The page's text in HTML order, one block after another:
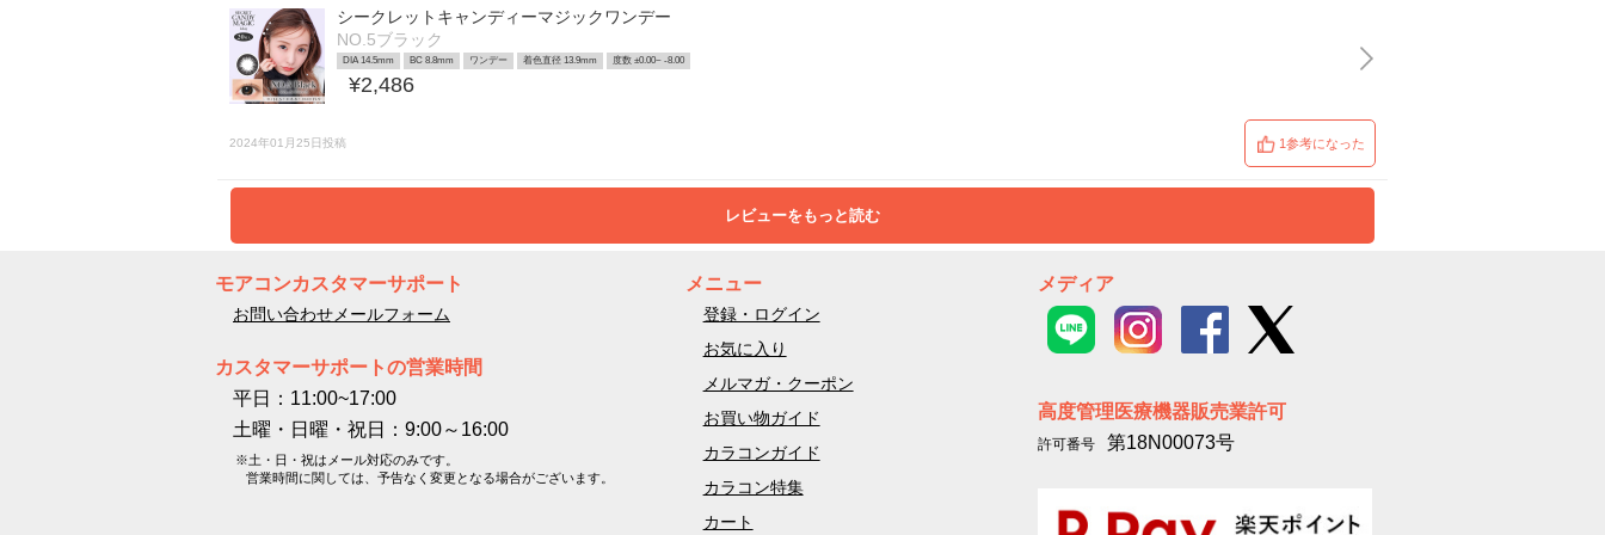
シークレットキャンディーマジックワンデー
NO.5ブラック
DIA 14.5mm BC 8.8mm ワンデー 着色直径 13.9mm 度数 ±0.00~ -8.00
¥2,486
2024年01月25日投稿 1参考になった
レビューをもっと読む
モアコンカスタマーサポート
お問い合わせメールフォーム
カスタマーサポートの営業時間
平日：11:00~17:00
土曜・日曜・祝日：9:00～16:00
※土・日・祝はメール対応のみです。
営業時間に関しては、予告なく変更となる場合がございます。
メニュー
登録・ログイン
お気に入り
メルマガ・クーポン
お買い物ガイド
カラコンガイド
カラコン特集
カート
メディア
高度管理医療機器販売業許可
許可番号 第18N00073号